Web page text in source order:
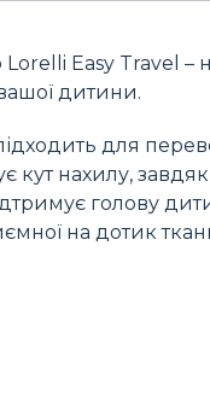
Easy Travel –
дитини.
для
нахилу,
голову
на дотик